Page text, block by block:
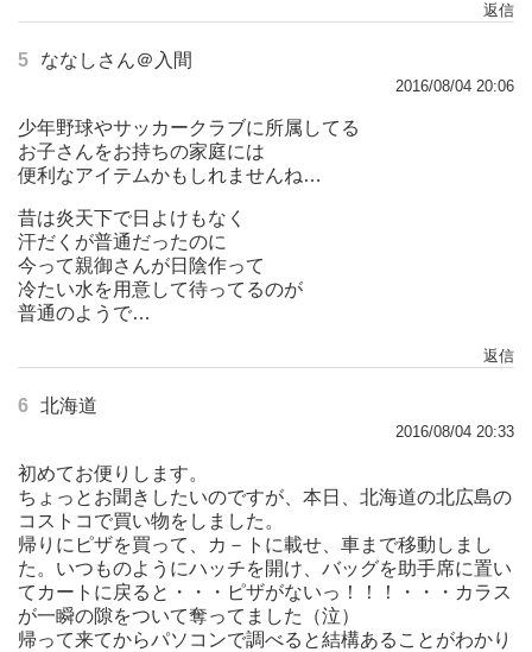
返信
5 ななしさん＠入間
2016/08/04 20:06
少年野球やサッカークラブに所属してる
お子さんをお持ちの家庭には
便利なアイテムかもしれませんね…
昔は炎天下で日よけもなく
汗だくが普通だったのに
今って親御さんが日陰作って
冷たい水を用意して待ってるのが
普通のようで…
返信
6 北海道
2016/08/04 20:33
初めてお便りします。
ちょっとお聞きしたいのですが、本日、北海道の北広島の
コストコで買い物をしました。
帰りにピザを買って、カ－トに載せ、車まで移動しまし
た。いつものようにハッチを開け、バッグを助手席に置い
てカートに戻ると・・・ピザがないっ！！！・・・カラス
が一瞬の隙をついて奪ってました（泣）
帰って来てからパソコンで調べると結構あることがわかり